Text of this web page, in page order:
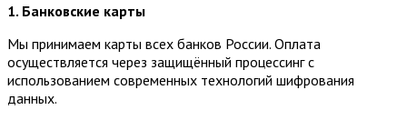
1. Банковские карты
Мы принимаем карты всех банков России. Оплата
осуществляется через защищённый процессинг с
использованием современных технологий шифрования
данных.